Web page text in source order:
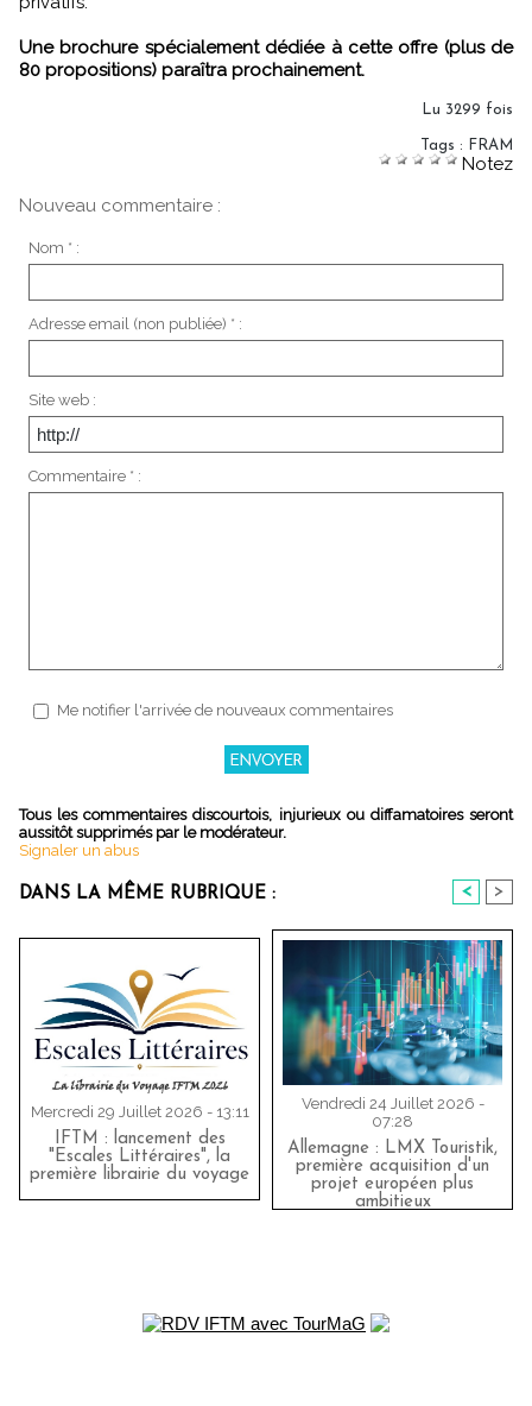
Une brochure spécialement dédiée à cette offre (plus de
80 propositions) paraîtra prochainement.
Lu 3299 fois
Tags : FRAM
Notez
Nouveau commentaire :
Nom * :
Adresse email (non publiée) * :
Site web :
Commentaire * :
Me notifier l'arrivée de nouveaux commentaires
Tous les commentaires discourtois, injurieux ou diffamatoires seront
aussitôt supprimés par le modérateur.
Signaler un abus
DANS LA MÊME RUBRIQUE : < >
Mercredi 29 Juillet 2026 - 13:11
IFTM : lancement des
"Escales Littéraires", la
première librairie du voyage
Vendredi 24 Juillet 2026 -
07:28
Allemagne : LMX Touristik,
première acquisition d'un
projet européen plus
ambitieux